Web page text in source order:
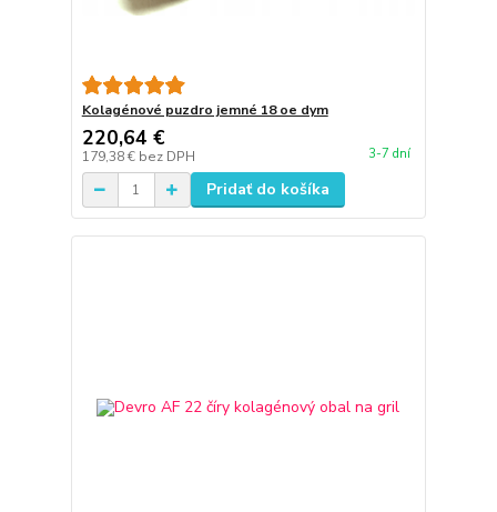
Kolagénové puzdro jemné 18 oe dym
220,64 €
179,38 € bez DPH 3-7 dní
Pridať do košíka